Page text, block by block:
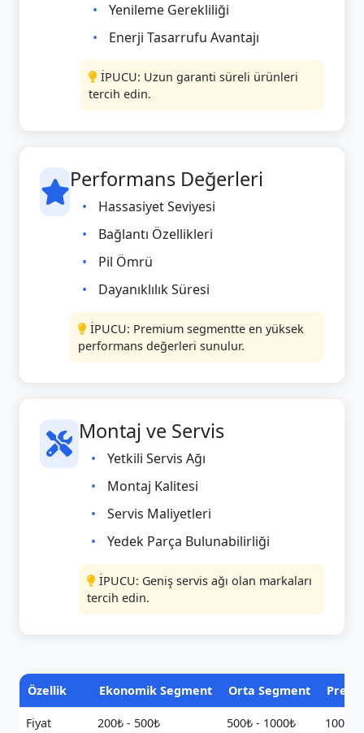
Yenileme Gerekliliği
Enerji Tasarrufu Avantajı
İPUCU: Uzun garanti süreli ürünleri
tercih edin.
Performans Değerleri
Hassasiyet Seviyesi
Bağlantı Özellikleri
Pil Ömrü
Dayanıklılık Süresi
İPUCU: Premium segmentte en yüksek
performans değerleri sunulur.
Montaj ve Servis
Yetkili Servis Ağı
Montaj Kalitesi
Servis Maliyetleri
Yedek Parça Bulunabilirliği
İPUCU: Geniş servis ağı olan markaları
tercih edin.
Özellik Ekonomik Segment Orta Segment
Fiyat
200₺ - 500₺ 500₺ - 1000₺ 1000₺